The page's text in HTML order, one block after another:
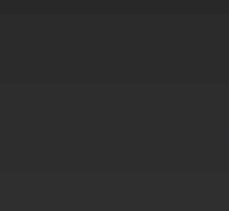
台
臺
總
外